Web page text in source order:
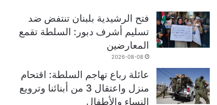
فتح الرشيدية بلبنان تنتفض ضد
تسليم أشرف دبور: السلطة تقمع
المعارضين
2026-08-08
عائلة رباع تهاجم السلطة: اقتحام
منزل واعتقال 3 من أبنائنا وترويع
النساء والأطفال